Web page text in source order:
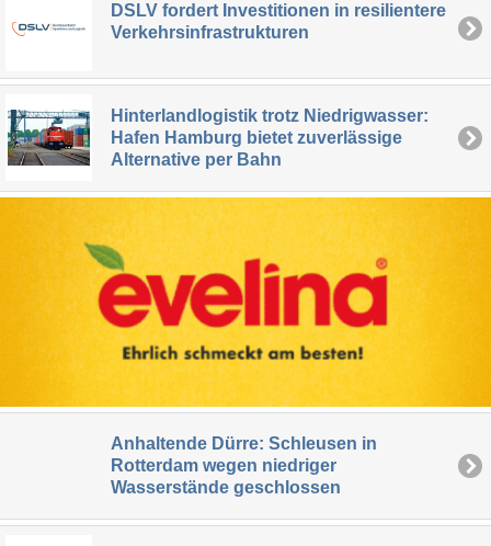
DSLV fordert Investitionen in resilientere
Verkehrsinfrastrukturen
Hinterlandlogistik trotz Niedrigwasser:
Hafen Hamburg bietet zuverlässige
Alternative per Bahn
Anhaltende Dürre: Schleusen in
Rotterdam wegen niedriger
Wasserstände geschlossen